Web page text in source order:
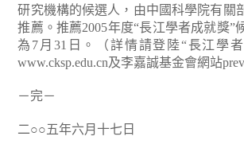
研究機構的候選人，由中國科學院有關
推薦。推薦2005年度“長江學者成就獎”
為7月31日。（詳情請登陸“長江學
www.cksp.edu.cn及李嘉誠基金會網站
－完－
二○○五年六月十七日